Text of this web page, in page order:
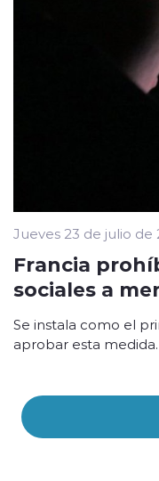
Jueves 23 de julio de
Francia
sociales a
Se instala como el
aprobar esta medida.